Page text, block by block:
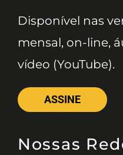
Disponível nas
mensal, on-line,
vídeo (YouTube).
ASSINE
Nossas